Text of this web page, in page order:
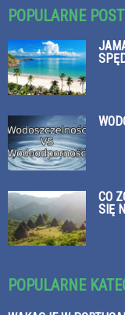
POPULARNE
CO
SIĘ
POPULARNE